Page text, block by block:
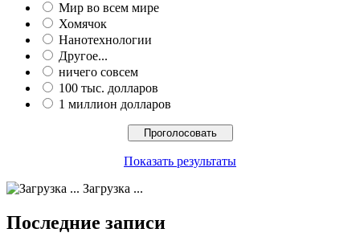
Мир во всем мире
Хомячок
Нанотехнологии
Другое...
ничего совсем
100 тыс. долларов
1 миллион долларов
Показать результаты
Загрузка ...
Последние записи